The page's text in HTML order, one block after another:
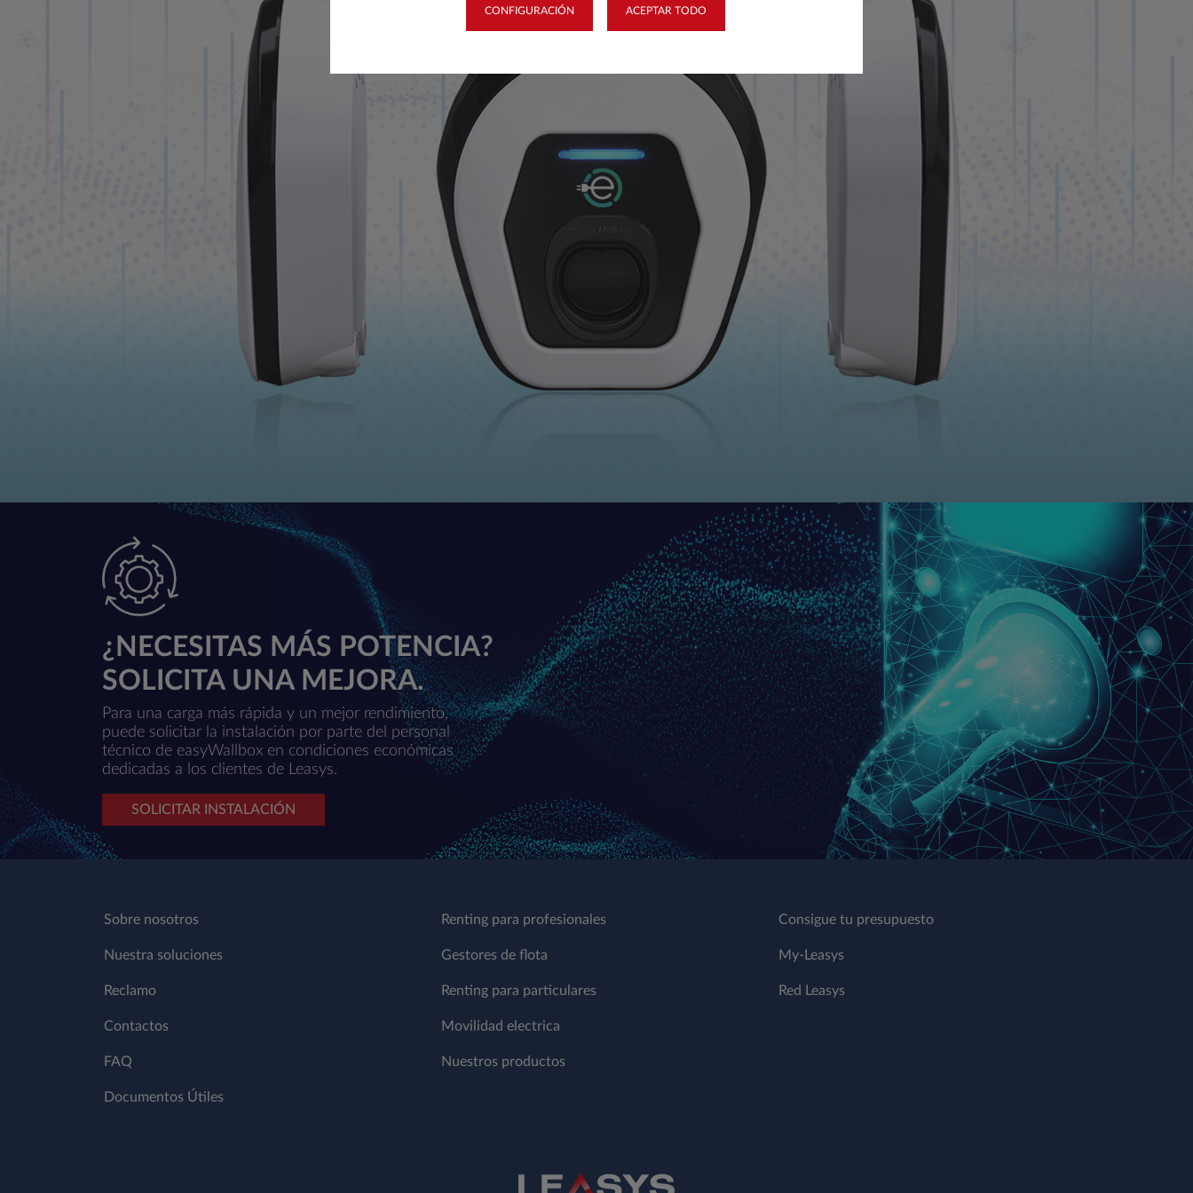
¿NECESITAS MÁS POTENCIA?
SOLICITA UNA MEJORA.
Para una carga más rápida y un mejor rendimiento,
puede solicitar la instalación por parte del personal
técnico de easyWallbox en condiciones económicas
dedicadas a los clientes de Leasys.
SOLICITAR INSTALACIÓN
Sobre nosotros
Nuestra soluciones
Reclamo
Contactos
FAQ
Documentos Útiles
Renting para profesionales
Gestores de flota
Renting para particulares
Movilidad electrica
Nuestros productos
Consigue tu presupuesto
My-Leasys
Red Leasys
CONFIGURACIÓN ACEPTAR TODO